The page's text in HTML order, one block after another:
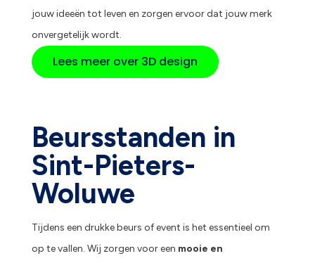
jouw ideeën tot leven en zorgen ervoor dat jouw merk
onvergetelijk wordt.
Lees meer over 3D design
Beursstanden in
Sint-Pieters-
Woluwe
Tijdens een drukke beurs of event is het essentieel om
op te vallen. Wij zorgen voor een mooie en